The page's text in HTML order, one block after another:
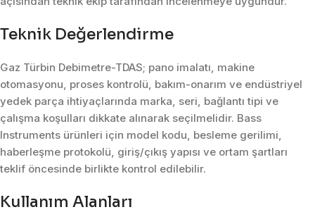
Teknik Değerlendirme
Gaz Türbin Debimetre-TDAS; pano imalatı, makine
otomasyonu, proses kontrolü, bakım-onarım ve endüstriyel
yedek parça ihtiyaçlarında marka, seri, bağlantı tipi ve
çalışma koşulları dikkate alınarak seçilmelidir. Bass
Instruments ürünleri için model kodu, besleme gerilimi,
haberleşme protokolü, giriş/çıkış yapısı ve ortam şartları
teklif öncesinde birlikte kontrol edilebilir.
Kullanım Alanları